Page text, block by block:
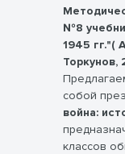
№8
1945 гг."(
Торкунов,
собой
война:
классов